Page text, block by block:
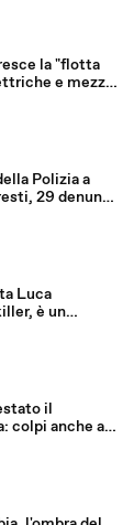
la "flotta
e mezzi
(25.07.26)
Polizia a
29 denunce
Luca
è un
il
colpi anche ad
il bottino